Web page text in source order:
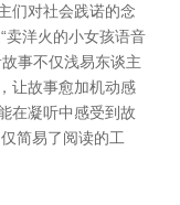
们对社会践诺的念
卖洋火的小女孩语音
事不仅浅易东谈主
让故事愈加机动感
在凝听中感受到故
简易了阅读的工